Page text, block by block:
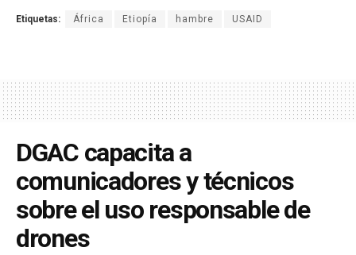
Etiquetas: África Etiopía hambre USAID
DGAC capacita a
comunicadores y técnicos
sobre el uso responsable de
drones